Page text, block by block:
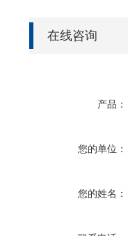
在线咨询
产品：
您的单位：
您的姓名：